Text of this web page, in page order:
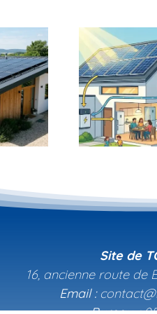
pour
Le
Site de
16, ancienne route de
Email :